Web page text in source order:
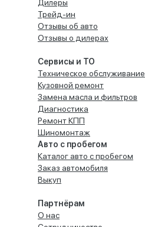
Дилеры
Трейд-ин
Отзывы об авто
Отзывы о дилерах
Сервисы и ТО
Техническое обслуживание
Кузовной ремонт
Замена масла и фильтров
Диагностика
Ремонт КПП
Шиномонтаж
Авто с пробегом
Каталог авто с пробегом
Заказ автомобиля
Выкуп
Партнёрам
О нас